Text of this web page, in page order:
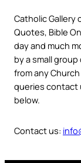
Catholic Gallery
Quotes, Bible
day and much
by a small
from any
queries contact
below.
Contact us: